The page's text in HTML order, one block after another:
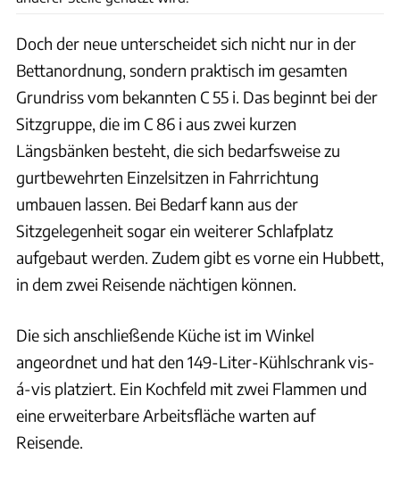
Doch der neue unterscheidet sich nicht nur in der
Bettanordnung, sondern praktisch im gesamten
Grundriss vom bekannten C 55 i. Das beginnt bei der
Sitzgruppe, die im C 86 i aus zwei kurzen
Längsbänken besteht, die sich bedarfsweise zu
gurtbewehrten Einzelsitzen in Fahrrichtung
umbauen lassen. Bei Bedarf kann aus der
Sitzgelegenheit sogar ein weiterer Schlafplatz
aufgebaut werden. Zudem gibt es vorne ein Hubbett,
in dem zwei Reisende nächtigen können.
Die sich anschließende Küche ist im Winkel
angeordnet und hat den 149-Liter-Kühlschrank vis-
á-vis platziert. Ein Kochfeld mit zwei Flammen und
eine erweiterbare Arbeitsfläche warten auf
Reisende.